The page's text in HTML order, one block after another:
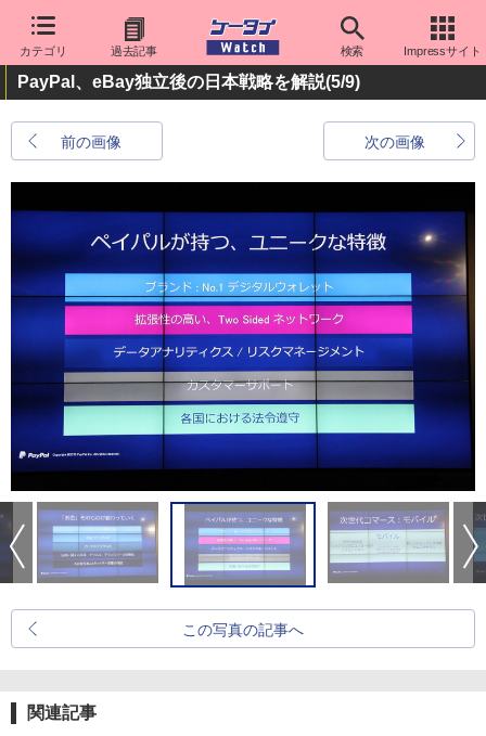
カテゴリ 過去記事 検索 Impressサイト
PayPal、eBay独立後の日本戦略を解説(5/9)
前の画像 次の画像
この写真の記事へ
関連記事